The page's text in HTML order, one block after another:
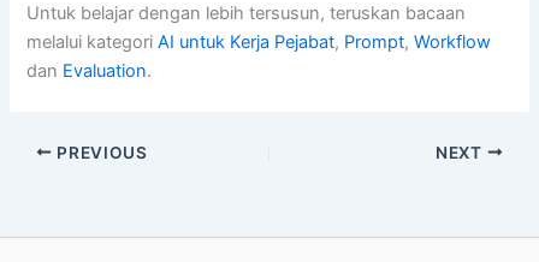
Untuk belajar dengan lebih tersusun, teruskan bacaan
melalui kategoriAI untuk Kerja Pejabat, Prompt,Workflow
dan Evaluation.
PREVIOUS NEXT